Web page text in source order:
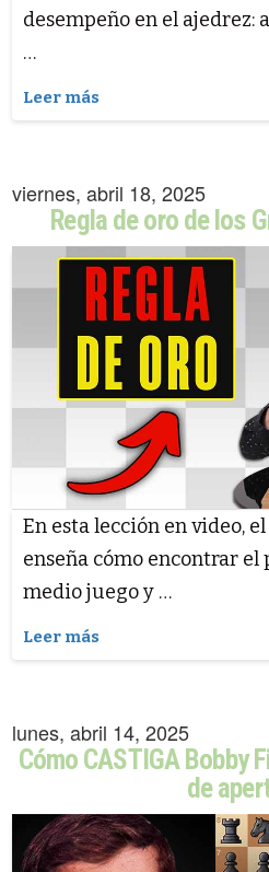
desempeño en el ajedrez:
…
Leer más
viernes, abril 18, 2025
Regla de oro de los
En esta lección en video,
enseña cómo encontrar el
medio juego y …
Leer más
lunes, abril 14, 2025
Cómo CASTIGA Bobby
de